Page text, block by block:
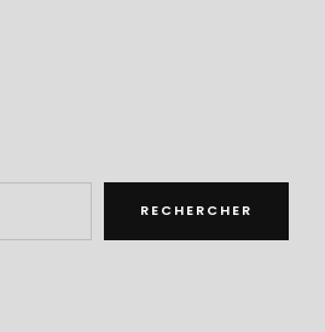
RECHERCHER